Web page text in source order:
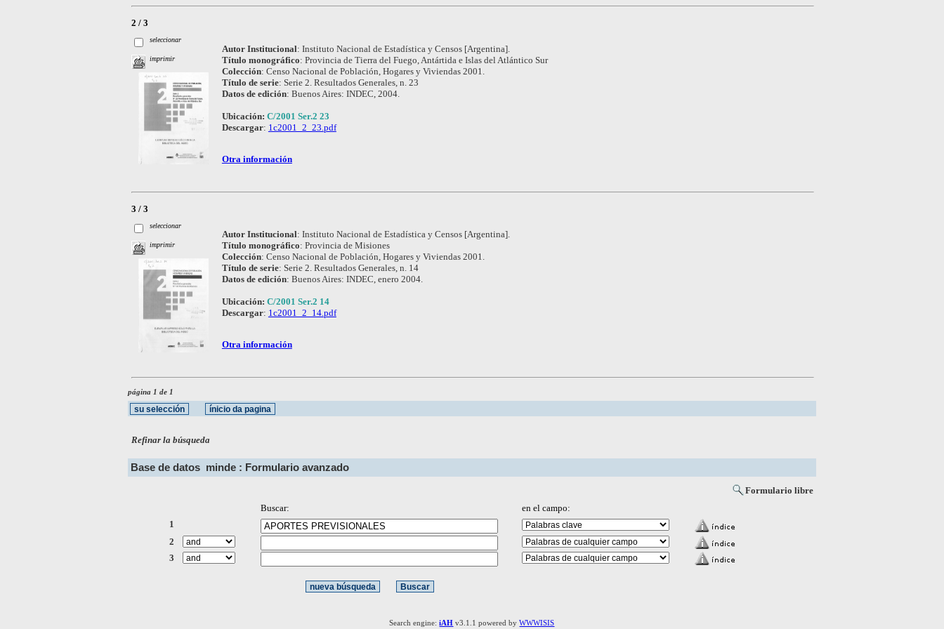
2 / 3
seleccionar
imprimir
Autor Institucional: Instituto Nacional de Estadística y Censos [Argentina].
Título monográfico: Provincia de Tierra del Fuego, Antártida e Islas del Atlántico Sur
Colección: Censo Nacional de Población, Hogares y Viviendas 2001.
Título de serie: Serie 2. Resultados Generales, n. 23
Datos de edición: Buenos Aires: INDEC, 2004.
Ubicación: C/2001 Ser.2 23
Descargar: 1c2001_2_23.pdf
Otra información
3 / 3
seleccionar
imprimir
Autor Institucional: Instituto Nacional de Estadística y Censos [Argentina].
Título monográfico: Provincia de Misiones
Colección: Censo Nacional de Población, Hogares y Viviendas 2001.
Título de serie: Serie 2. Resultados Generales, n. 14
Datos de edición: Buenos Aires: INDEC, enero 2004.
Ubicación: C/2001 Ser.2 14
Descargar: 1c2001_2_14.pdf
Otra información
página 1 de 1
Refinar la búsqueda
Base de datos minde : Formulario avanzado
Formulario libre
Buscar:
en el campo:
1
2
3
Search engine:iAH v3.1.1 powered byWWWISIS